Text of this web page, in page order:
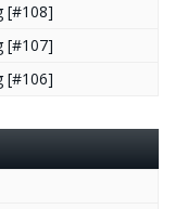
[#108]
[#107]
[#106]